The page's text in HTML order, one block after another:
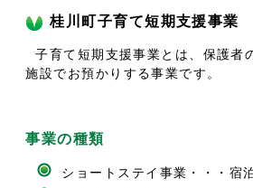
桂川町子育て短期支援事業
子育て短期支援事業とは、保護者
施設でお預かりする事業です。
事業の種類
ショートステイ事業・・・宿